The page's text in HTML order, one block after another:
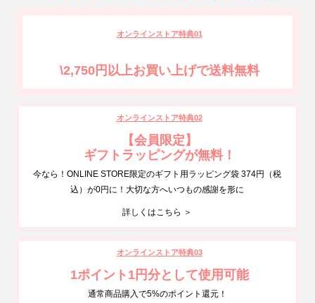
オンラインストア特典01
\2,750円以上お買い上げで送料無料
オンラインストア特典02
【会員限定】
ギフトラッピングが無料！
今なら！ONLINE STORE限定のギフト用ラッピング袋 374円（税
込）が0円に！大切な方へいつもの感謝を形に
詳しくはこちら ＞
オンラインストア特典03
1ポイント1円分として使用可能
通常商品購入で5%のポイント還元！